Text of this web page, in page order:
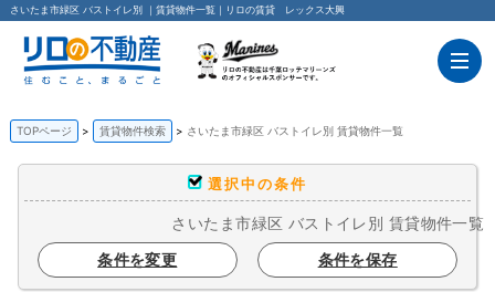
さいたま市緑区 バストイレ別 ｜賃貸物件一覧｜リロの賃貸 レックス大興
TOPページ 賃貸物件検索 さいたま市緑区 バストイレ別 賃貸物件一覧
選択中の条件
さいたま市緑区 バストイレ別 賃貸物件一覧
条件を変更
条件を保存